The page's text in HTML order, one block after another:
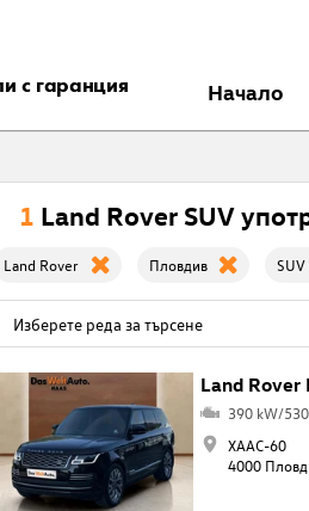
с гаранция Началo
1 Land Rover SUV
Land Rover Пловдив SUV
Land Rover
390 kW/530
ХААС-60
4000